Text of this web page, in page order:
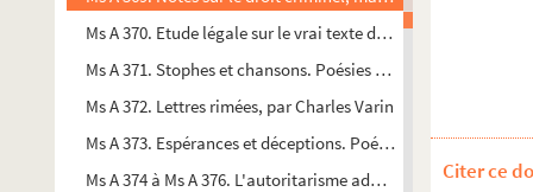
Ms A 370. Etude légale sur le vrai texte des lois existantes
Ms A 371. Stophes et chansons. Poésies diverses par Charles
Ms A 372. Lettres rimées, par Charles Varin
Ms A 373. Espérances et déceptions. Poésies par Charles
Ms A 374 à Ms A 376. L'autoritarisme administratif, ses abus
Citer ce